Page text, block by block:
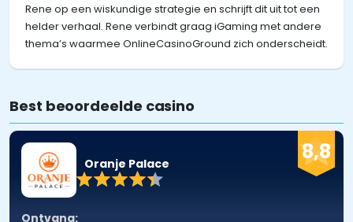
Rene op een wiskundige strategie en schrijft dit uit tot een
helder verhaal. Rene verbindt graag iGaming met andere
thema’s waarmee OnlineCasinoGround zich onderscheidt.
Best beoordeelde casino
8,8
Oranje Palace
Ontvang: